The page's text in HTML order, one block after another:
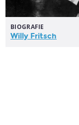
BIOGRAFIE
Willy Fritsch